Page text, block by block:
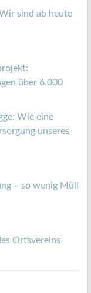
sind ab heute
über 6.000
Wie eine
unseres
– so wenig Müll
Ortsvereins